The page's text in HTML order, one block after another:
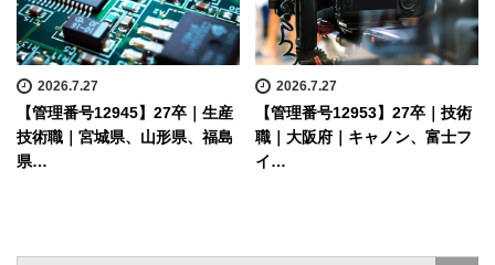
2026.7.27
【管理番号12945】27卒｜生産
技術職｜宮城県、山形県、福島
県…
2026.7.27
【管理番号12953】27卒｜技術
職｜大阪府｜キャノン、富士フ
イ…